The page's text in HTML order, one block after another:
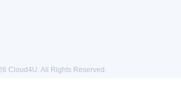
Cloud4U. All Rights Reserved.